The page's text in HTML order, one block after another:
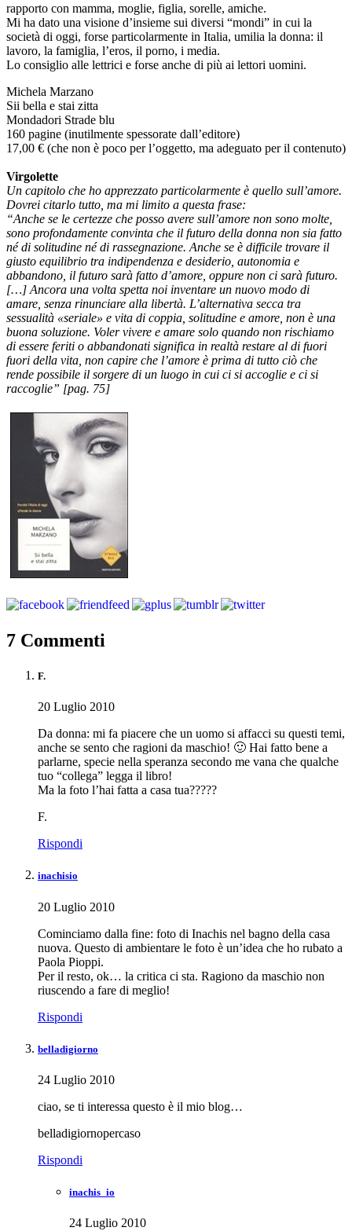
rapporto con mamma, moglie, figlia, sorelle, amiche.
Mi ha dato una visione d’insieme sui diversi “mondi” in cui la
società di oggi, forse particolarmente in Italia, umilia la donna: il
lavoro, la famiglia, l’eros, il porno, i media.
Lo consiglio alle lettrici e forse anche di più ai lettori uomini.
Michela Marzano
Sii bella e stai zitta
Mondadori Strade blu
160 pagine (inutilmente spessorate dall’editore)
17,00 € (che non è poco per l’oggetto, ma adeguato per il contenuto)
Virgolette
Un capitolo che ho apprezzato particolarmente è quello sull’amore.
Dovrei citarlo tutto, ma mi limito a questa frase:
“Anche se le certezze che posso avere sull’amore non sono molte,
sono profondamente convinta che il futuro della donna non sia fatto
né di solitudine né di rassegnazione. Anche se è difficile trovare il
giusto equilibrio tra indipendenza e desiderio, autonomia e
abbandono, il futuro sarà fatto d’amore, oppure non ci sarà futuro.
[…] Ancora una volta spetta noi inventare un nuovo modo di
amare, senza rinunciare alla libertà. L’alternativa secca tra
sessualità «seriale» e vita di coppia, solitudine e amore, non è una
buona soluzione. Voler vivere e amare solo quando non rischiamo
di essere feriti o abbandonati significa in realtà restare al di fuori
fuori della vita, non capire che l’amore è prima di tutto ciò che
rende possibile il sorgere di un luogo in cui ci si accoglie e ci si
raccoglie” [pag. 75]
7 Commenti
F.
20 Luglio 2010
Da donna: mi fa piacere che un uomo si affacci su questi temi,
anche se sento che ragioni da maschio! 🙂 Hai fatto bene a
parlarne, specie nella speranza secondo me vana che qualche
tuo “collega” legga il libro!
Ma la foto l’hai fatta a casa tua?????
F.
Rispondi
inachisio
20 Luglio 2010
Cominciamo dalla fine: foto di Inachis nel bagno della casa
nuova. Questo di ambientare le foto è un’idea che ho rubato a
Paola Pioppi.
Per il resto, ok… la critica ci sta. Ragiono da maschio non
riuscendo a fare di meglio!
Rispondi
belladigiorno
24 Luglio 2010
ciao, se ti interessa questo è il mio blog…
belladigiornopercaso
Rispondi
inachis_io
24 Luglio 2010